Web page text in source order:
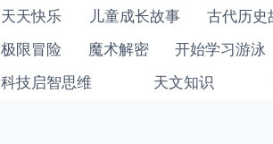
天天快乐 儿童成长故事 古代历史
极限冒险
魔术解密 开始学习游泳
科技启智思维
天文知识